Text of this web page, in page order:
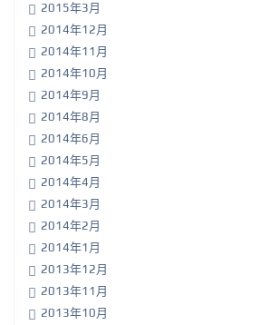
2015年3月
2014年12月
2014年11月
2014年10月
2014年9月
2014年8月
2014年6月
2014年5月
2014年4月
2014年3月
2014年2月
2014年1月
2013年12月
2013年11月
2013年10月